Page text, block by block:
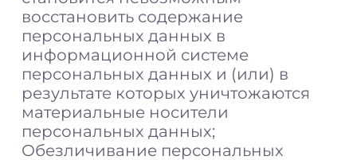
восстановить содержание
персональных данных в
информационной системе
персональных данных и (или) в
результате которых уничтожаются
материальные носители
персональных данных;
Обезличивание персональных